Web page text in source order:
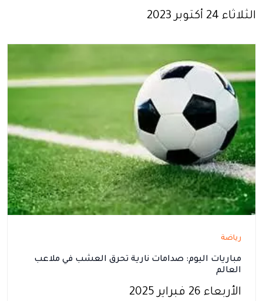
الثلاثاء 24 أكتوبر 2023
رياضة
مباريات اليوم: صدامات نارية تحرق العشب في ملاعب
العالم
الأربعاء 26 فبراير 2025